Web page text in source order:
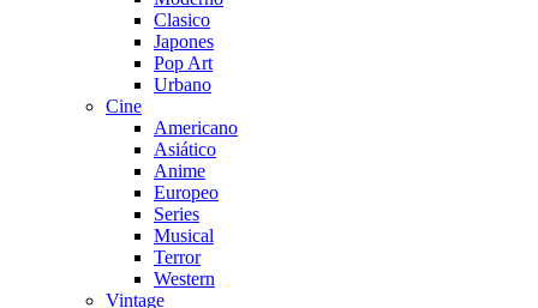
Clasico
Japones
Pop Art
Urbano
Cine
Americano
Asiático
Anime
Europeo
Series
Musical
Terror
Western
Vintage